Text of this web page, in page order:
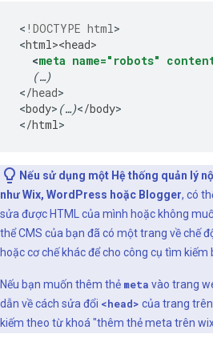
< !DOCTYPE html>
<html><head>
<meta name="robots"
(…)
</head>
<body> (…)</body>
</html>
Nếu sử dụng một Hệ thống quản lý
như Wix, WordPress hoặc Blogger, có
sửa được HTML của mình hoặc không
thể CMS của bạn đã có một trang về chế
hoặc cơ chế khác để cho công cụ tìm kiếm
Nếu bạn muốn thêm thẻ meta vào trang
dẫn về cách sửa đổi <head> của trang
kiếm theo từ khoá "thêm thẻmeta trên